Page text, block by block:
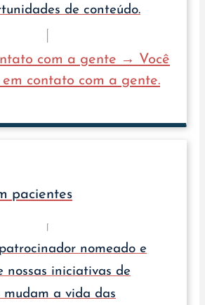
de conteúdo.
com a gente → Você
contato com a gente.
pacientes
nomeado e
nossas iniciativas de
mudam a vida das